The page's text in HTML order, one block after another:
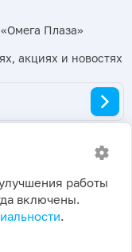
Плаза»
акциях и новостях
работы
включены.
.